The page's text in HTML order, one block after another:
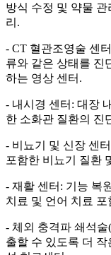
방식 수정 및 약물
리.
- CT 혈관조영술 센
류와 같은 상태를 진
하는 영상 센터.
- 내시경 센터: 대장
한 소화관 질환의 진
- 비뇨기 및 신장 센
포함한 비뇨기 질환
- 재활 센터: 기능 복
치료 및 언어 치료
- 체외 충격파 쇄석
출할 수 있도록 더